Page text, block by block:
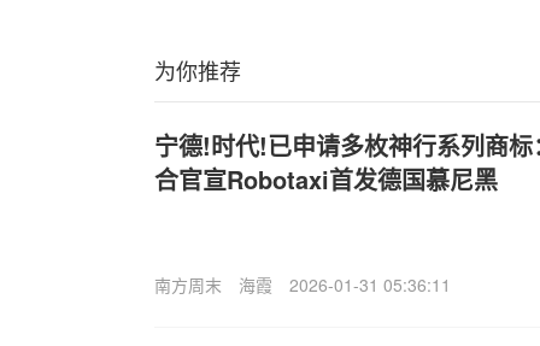
为你推荐
宁德!时代!已申请多枚神行系列商
合官宣Robotaxi首发德国慕尼黑
南方周末 海霞 2026-01-31 05:36:11